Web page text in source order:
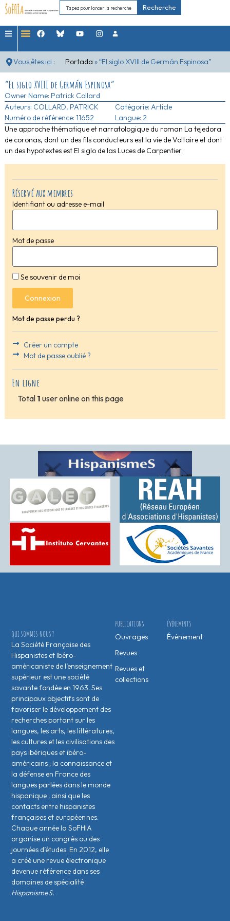
Recherche
Vous êtes ici : Portada »“El siglo XVIII de Germán Espinosa”
Réservé aux membres
Identifiant ou adresse e-mail
Mot de passe
Se souvenir de moi
Connexion
Mot de passe perdu ?
Créer un compte
Mot de passe oublié ?
En ligne
Total 1 user online on this page
“El siglo XVIII de Germán Espinosa”
Owner Name: Patrick Collard
Auteurs: COLLARD, PATRICK
Numéro de référence: 11652
Catégorie: Article
Langue: 2
Une approche thématique et narratologique du roman La tejedora
de coronas, dont un des fils conducteurs est la vie de Voltaire et dont
un des hypotextes est El siglo de las Luces de Carpentier.
ÉVÉNEMENTS
Évènement
PUBLICATIONS
Ouvrages
Revues
Revues et
collections
QUI SOMMES-NOUS ?
La Société Française des
Hispanistes et Ibéro-
américaniste de l’enseignement
supérieur est une société
savante fondée en 1963. Ses
principaux objectifs sont de
favoriser le développement des
recherches portant sur les
langues, les arts, les littératures,
les cultures et les civilisations des
pays ibériques et ibéro-
américains ; la connaissance et
la défense en France des
langues parlées dans le monde
hispanique ; ainsi que les
contacts entre hispanistes
français·es et européen·nes.
Chaque année la SoFHIA
organise un congrès ou des
journées d’études. En 2012, elle
a créé une revue électronique
devenue référence dans ses
domaines de spécialité :
HispanismeS.